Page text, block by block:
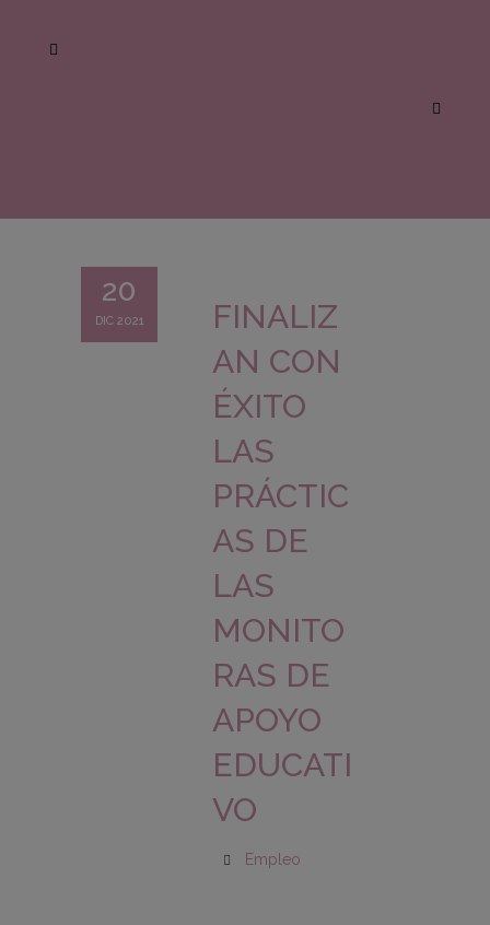
20
DIC 2021
FINALIZ
AN CON
ÉXITO
LAS
PRÁCTIC
AS DE
LAS
MONITO
RAS DE
APOYO
EDUCATI
VO
Empleo